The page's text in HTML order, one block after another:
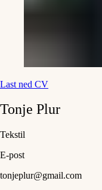
Last ned CV
Tonje Plur
Tekstil
E-post
tonjeplur@gmail.com